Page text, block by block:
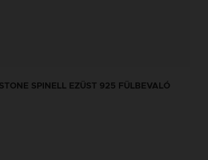
SPINELL EZÜST 925 FÜLBEVALÓ